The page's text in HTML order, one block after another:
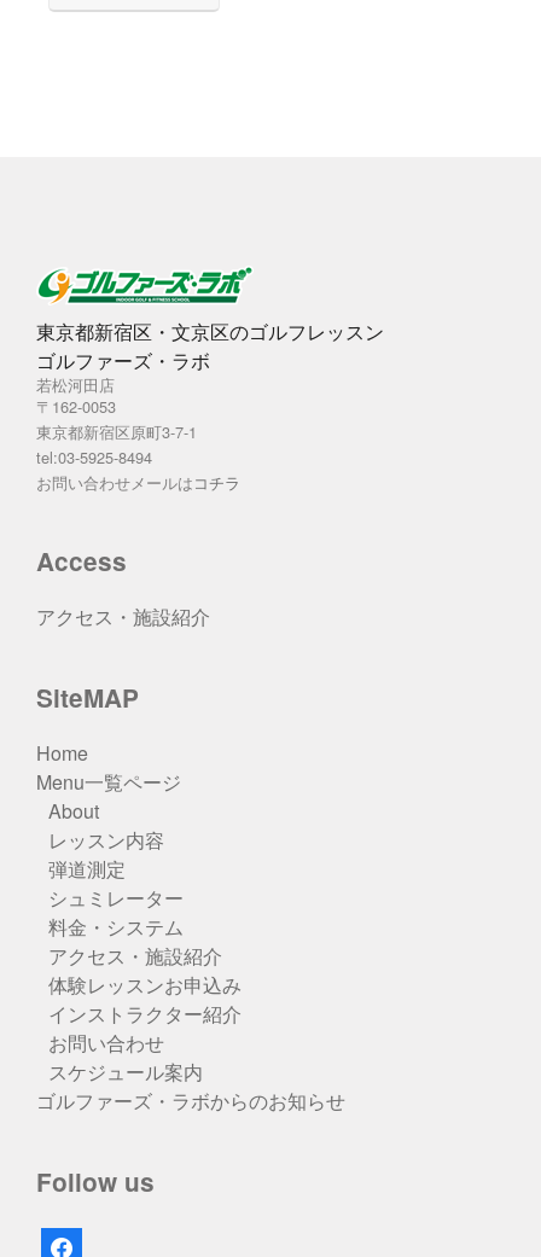
カ
東京都新宿区・文京区のゴルフレッスン
ゴルファーズ・ラボ
若松河田店
〒162-0053
東京都新宿区原町3-7-1
tel:03-5925-8494
お問い合わせメールはコチラ
Access
アクセス・施設紹介
SiteMAP
Home
Menu一覧ページ
About
レッスン内容
弾道測定
シュミレーター
料金・システム
アクセス・施設紹介
体験レッスンお申込み
インストラクター紹介
お問い合わせ
スケジュール案内
ゴルファーズ・ラボからのお知らせ
Follow us
facebook